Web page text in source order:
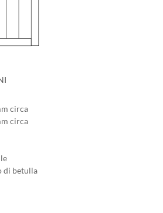
circa
circa
di betulla